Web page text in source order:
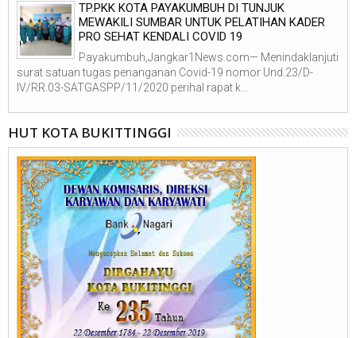
TP.PKK KOTA PAYAKUMBUH DI TUNJUK
MEWAKILI SUMBAR UNTUK PELATIHAN KADER
PRO SEHAT KENDALI COVID 19
Payakumbuh,Jangkar1News.com— Menindaklanjuti
surat satuan tugas penanganan Covid-19 nomor Und.23/D-
IV/RR.03-SATGASPP/11/2020 perihal rapat k...
HUT KOTA BUKITTINGGI